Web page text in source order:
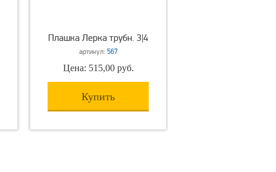
Плашка Лерка трубн. 3|4
артикул: 567
Цена: 515,00 руб.
Купить